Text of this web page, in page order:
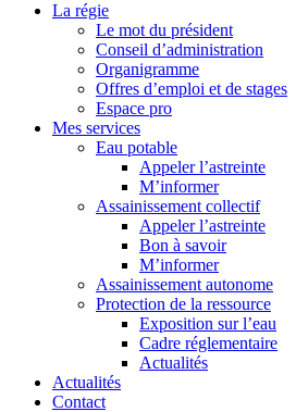
contenuLa régie
Le mot du président
Conseil d’administration
Organigramme
Offres d’emploi et de stages
Espace pro
Mes services
Eau potable
Appeler l’astreinte
M’informer
Assainissement collectif
Appeler l’astreinte
Bon à savoir
M’informer
Assainissement autonome
Protection de la ressource
Exposition sur l’eau
Cadre réglementaire
Actualités
Actualités
Contact